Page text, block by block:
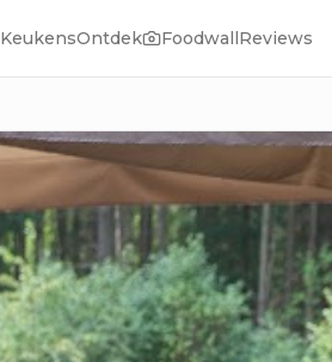
KeukensOntdek FoodwallReviews